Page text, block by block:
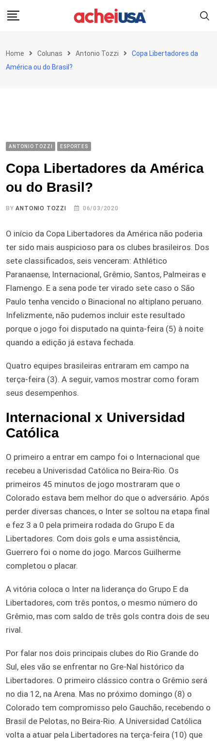
Home Colunas Antonio Tozzi
Copa Libertadores da
América ou do Brasil?
ANTONIO TOZZI ESPORTES
Copa Libertadores da América
ou do Brasil?
BYANTONIO TOZZI 06/03/2020
O início da Copa Libertadores da América não poderia
ter sido mais auspicioso para os clubes brasileiros. Dos
sete classificados, seis venceram: Athlético
Paranaense, Internacional, Grêmio, Santos, Palmeiras e
Flamengo. E a sena pode ter virado sete caso o São
Paulo tenha vencido o Binacional no altiplano peruano.
Infelizmente, não pudemos incluir este resultado
porque o jogo foi disputado na quinta-feira (5) à noite
quando a edição já estava fechada.
Quatro equipes brasileiras entraram em campo na
terça-feira (3). A seguir, vamos mostrar como foram
seus desempenhos.
Internacional x Universidad
Católica
O primeiro a entrar em campo foi o Internacional que
recebeu a Univerisdad Católica no Beira-Rio. Os
primeiros 45 minutos de jogo mostraram que o
Colorado estava bem melhor do que o adversário. Após
perder diversas chances, o Inter se soltou na etapa final
e fez 3 a 0 pela primeira rodada do Grupo E da
Libertadores. Com dois gols e uma assistência,
Guerrero foi o nome do jogo. Marcos Guilherme
completou o placar.
A vitória coloca o Inter na liderança do Grupo E da
Libertadores, com três pontos, o mesmo número do
Grêmio, mas com saldo de três gols contra dois de seu
rival.
Por falar nos dois principais clubes do Rio Grande do
Sul, eles vão se enfrentar no Gre-Nal histórico da
Libertadores. O primeiro clássico contra o Grêmio será
no dia 12, na Arena. Mas no próximo domingo (8) o
Colorado tem compromisso pelo Gauchão, recebendo o
Brasil de Pelotas, no Beira-Rio. A Universidad Católica
volta a atuar pela Libertadores na terça-feira (10) que